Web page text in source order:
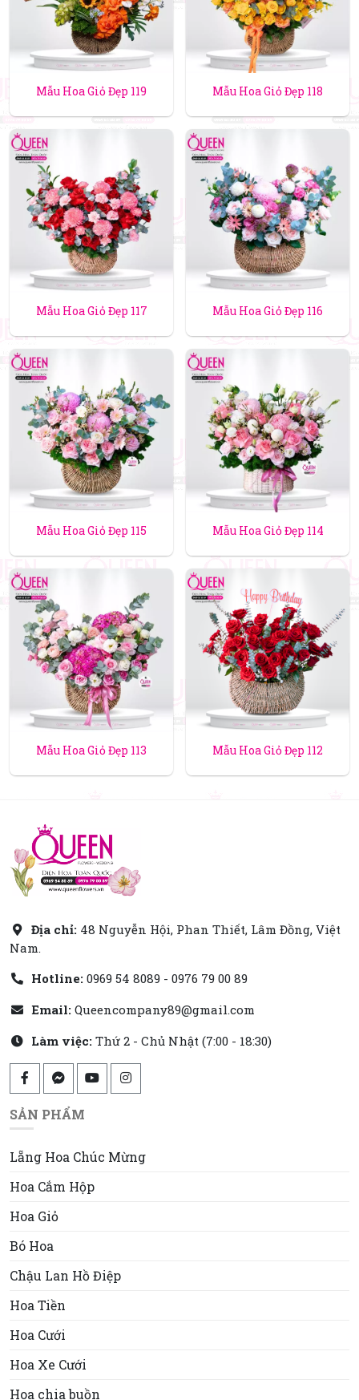
Mẫu Hoa Giỏ Đẹp 119 Mẫu Hoa Giỏ Đẹp 118
Mẫu Hoa Giỏ Đẹp 117 Mẫu Hoa Giỏ Đẹp 116
Mẫu Hoa Giỏ Đẹp 115 Mẫu Hoa Giỏ Đẹp 114
Mẫu Hoa Giỏ Đẹp 113 Mẫu Hoa Giỏ Đẹp 112
Địa chỉ: 48 Nguyễn Hội, Phan Thiết, Lâm Đồng, Việt
Nam.
Hotline: 0969 54 8089 - 0976 79 00 89
Email: Queencompany89@gmail.com
Làm việc: Thứ 2 - Chủ Nhật (7:00 - 18:30)
SẢN PHẨM
Lẵng Hoa Chúc Mừng
Hoa Cắm Hộp
Hoa Giỏ
Bó Hoa
Chậu Lan Hồ Điệp
Hoa Tiền
Hoa Cưới
Hoa Xe Cưới
Hoa chia buồn